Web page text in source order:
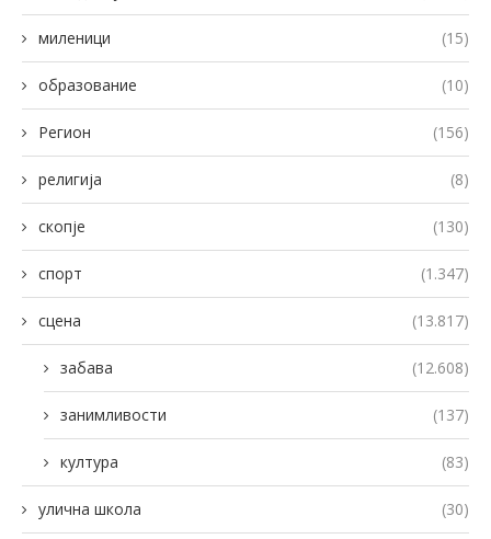
миленици (15)
образование (10)
Регион (156)
религија (8)
скопје (130)
спорт (1.347)
сцена (13.817)
забава (12.608)
занимливости (137)
култура (83)
улична школа (30)